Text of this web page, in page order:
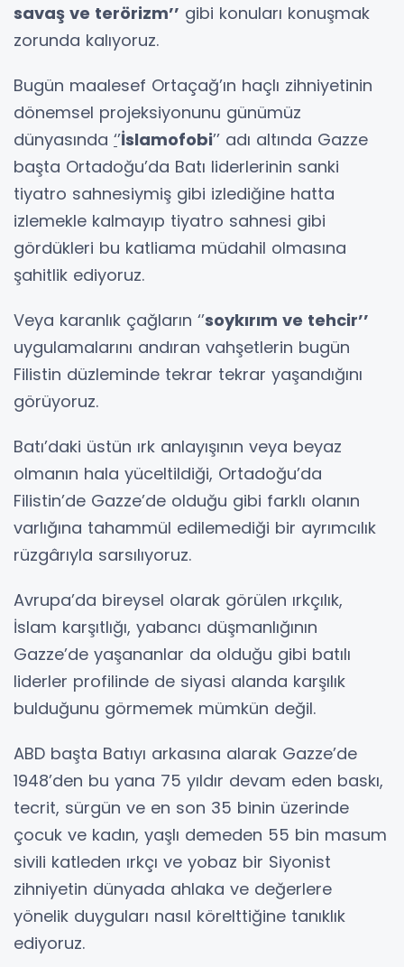
savaş ve terörizm’’ gibi konuları konuşmak
zorunda kalıyoruz.
Bugün maalesef Ortaçağ’ın haçlı zihniyetinin
dönemsel projeksiyonunu günümüz
dünyasında ‘’İslamofobi’’ adı altında Gazze
başta Ortadoğu’da Batı liderlerinin sanki
tiyatro sahnesiymiş gibi izlediğine hatta
izlemekle kalmayıp tiyatro sahnesi gibi
gördükleri bu katliama müdahil olmasına
şahitlik ediyoruz.
Veya karanlık çağların ‘’soykırım ve tehcir’’
uygulamalarını andıran vahşetlerin bugün
Filistin düzleminde tekrar tekrar yaşandığını
görüyoruz.
Batı’daki üstün ırk anlayışının veya beyaz
olmanın hala yüceltildiği, Ortadoğu’da
Filistin’de Gazze’de olduğu gibi farklı olanın
varlığına tahammül edilemediği bir ayrımcılık
rüzgârıyla sarsılıyoruz.
Avrupa’da bireysel olarak görülen ırkçılık,
İslam karşıtlığı, yabancı düşmanlığının
Gazze’de yaşananlar da olduğu gibi batılı
liderler profilinde de siyasi alanda karşılık
bulduğunu görmemek mümkün değil.
ABD başta Batıyı arkasına alarak Gazze’de
1948’den bu yana 75 yıldır devam eden baskı,
tecrit, sürgün ve en son 35 binin üzerinde
çocuk ve kadın, yaşlı demeden 55 bin masum
sivili katleden ırkçı ve yobaz bir Siyonist
zihniyetin dünyada ahlaka ve değerlere
yönelik duyguları nasıl körelttiğine tanıklık
ediyoruz.